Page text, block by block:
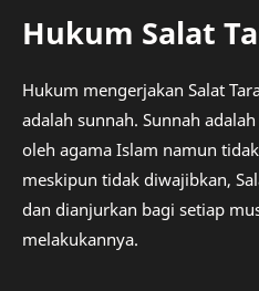
Hukum Salat
Hukum mengerjakan Salat
adalah sunnah. Sunnah
oleh agama Islam namun
meskipun tidak diwajibkan,
dan dianjurkan bagi setiap
melakukannya.